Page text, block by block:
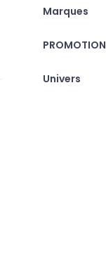
Marques
PROMOTION
Univers